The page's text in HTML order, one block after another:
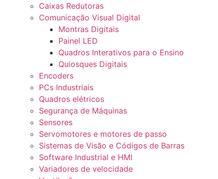
Caixas Redutoras
Comunicação Visual Digital
Montras Digitais
Painel LED
Quadros Interativos para o Ensino
Quiosques Digitais
Encoders
PCs Industriais
Quadros elétricos
Segurança de Máquinas
Sensores
Servomotores e motores de passo
Sistemas de Visão e Códigos de Barras
Software Industrial e HMI
Variadores de velocidade